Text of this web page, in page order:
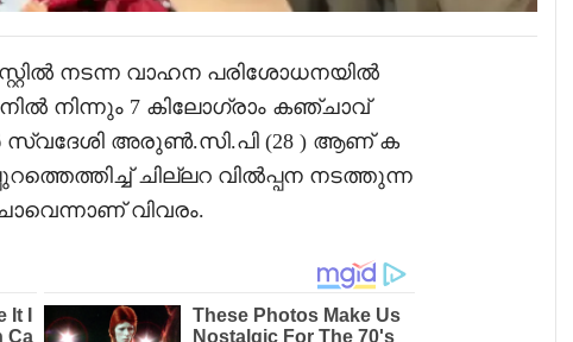
നടന്ന വാഹന പരിശോധനയിൽ
നിന്നും 7 കിലോഗ്രാം കഞ്ചാവ്
സ്വദേശി അരുൺ.സി.പി (28 ) ആണ് ക
ചില്ലറ വിൽപ്പന നടത്തുന്ന
വിവരം.